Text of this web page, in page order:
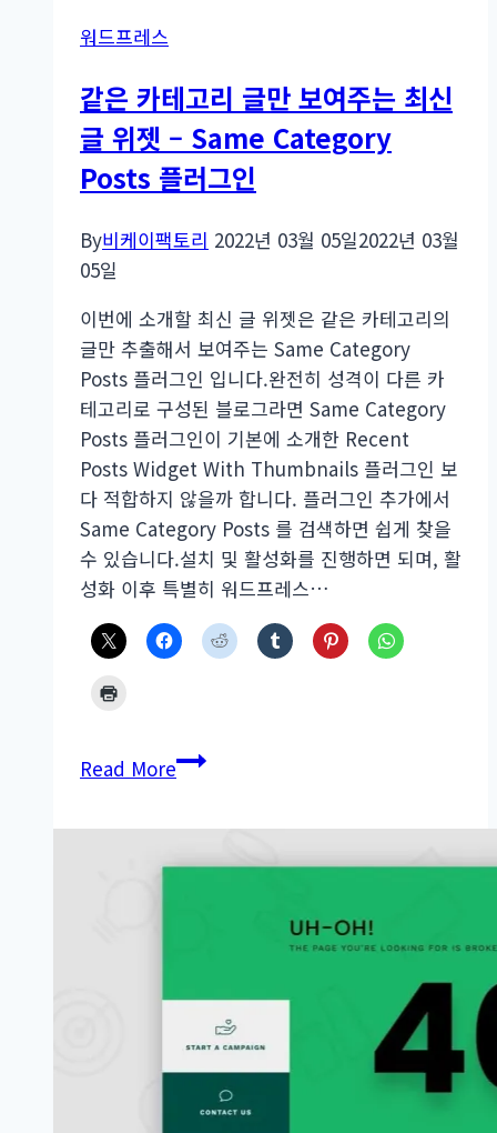
워드프레스
같은 카테고리 글만 보여주는 최신
글 위젯 – Same Category
Posts 플러그인
By비케이팩토리 2022년 03월 05일2022년 03월
05일
이번에 소개할 최신 글 위젯은 같은 카테고리의
글만 추출해서 보여주는 Same Category
Posts 플러그인 입니다.완전히 성격이 다른 카
테고리로 구성된 블로그라면 Same Category
Posts 플러그인이 기본에 소개한 Recent
Posts Widget With Thumbnails 플러그인 보
다 적합하지 않을까 합니다. 플러그인 추가에서
Same Category Posts 를 검색하면 쉽게 찾을
수 있습니다.설치 및 활성화를 진행하면 되며, 활
성화 이후 특별히 워드프레스…
Read More같
보
주